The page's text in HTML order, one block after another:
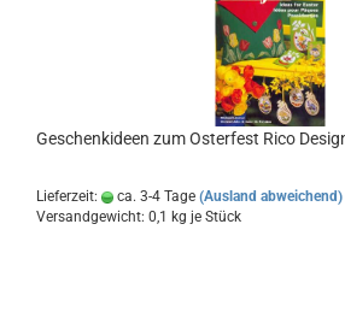
Geschenkideen zum Osterfest Rico
Lieferzeit: ca. 3-4 Tage (Ausland abweichend)
Versandgewicht: 0,1 kg je Stück